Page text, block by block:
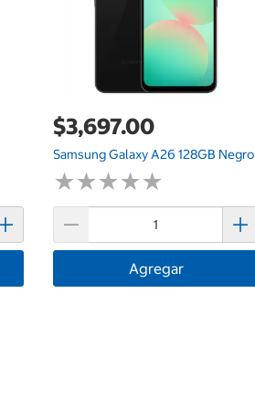
$3,697.00
Samsung Galaxy A26 128GB Negro
★★★★★
★★★★★
Agregar